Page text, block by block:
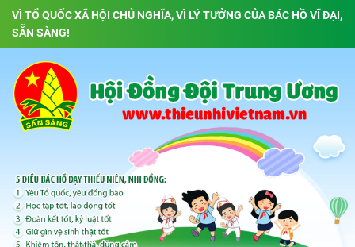
VÌ TỔ QUỐC XÃ HỘI CHỦ NGHĨA, VÌ LÝ TƯỞNG CỦA BÁC HỒ VĨ ĐẠI,
SẴN SÀNG!